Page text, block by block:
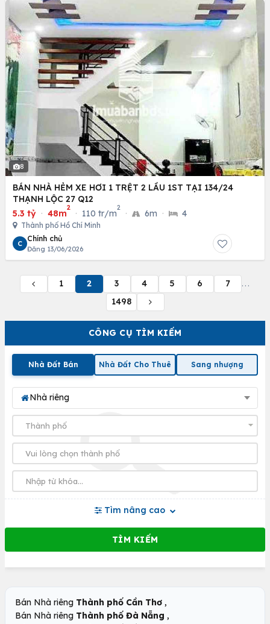
CÔNG CỤ TÌM KIẾM
Nhà Đất Bán Nhà Đất Cho Thuê Sang nhượng
Nhà riêng
Tìm nâng cao
8
BÁN NHÀ HẺM XE HƠI 1 TRỆT 2 LẦU 1ST TẠI 134/24
THẠNH LỘC 27 Q12
5.3 tỷ · 48m
2
· 110 tr/m
2
· 6m · 4
Thành phố Hồ Chí Minh
C
Chính chủ
Đăng 13/06/2026
1 2 3 4 5 6 7 ...
1498
Bán Nhà riêng Thành phố Cần Thơ ,
Bán Nhà riêng Thành phố Đà Nẵng ,